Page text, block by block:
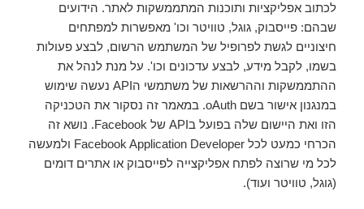
לכתוב אפליקציות ותוכנות המתממשקות לאתר. הידועים
שבהם: פייסבוק, גוגל, טוויטר וכו' מאפשרות למפתחים
חיצוניים לגשת לפרופיל של המשתמש הרשום, לבצע פעולות
בשמו, לקבל מידע, לבצע עדכונים וכו'. על מנת לנהל את
ההתממשקות וההרשאות של משתמשי הAPI נעשה שימוש
במנגנון אישור בשם oAuth. במאמר זה נסקור את הטכניקה
הזו ואת היישום שלה בפועל בAPI של Facebook. נושא זה
הכרחי כמעט לכל Facebook Application Developer ולמעשה
לכל מי שרוצה לפתח אפליקצייה לפייסבוק או אתרים דומים
(גוגל, טוויטר ועוד).